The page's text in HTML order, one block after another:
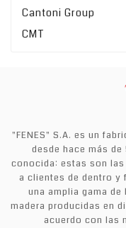
Cantoni Group
CMT
"FENES" S.A. es un
desde hace más
conocida: estas son
a clientes de dentro y
una amplia gama
madera producidas en
acuerdo con las